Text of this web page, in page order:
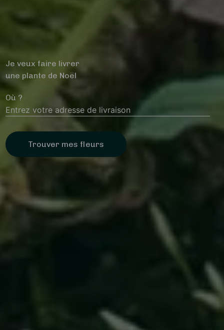
Je veux faire livrer
une plante de Noël
Où ?
Trouver mes fleurs